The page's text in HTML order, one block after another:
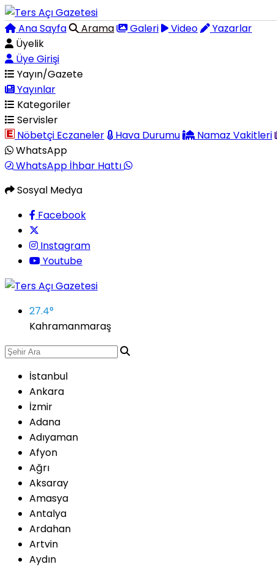
Ana Sayfa Arama Galeri Video
Yazarlar
Üyelik
Üye Girişi
Yayın/Gazete
Yayınlar
Kategoriler
Servisler
Nöbetçi Eczaneler
Hava Durumu Namaz Vakitleri
WhatsApp
WhatsApp İhbar Hattı
Sosyal Medya
Facebook
Instagram
Youtube
27.4°
Kahramanmaraş
İstanbul
Ankara
İzmir
Adana
Adıyaman
Afyon
Ağrı
Aksaray
Amasya
Antalya
Ardahan
Artvin
Aydın